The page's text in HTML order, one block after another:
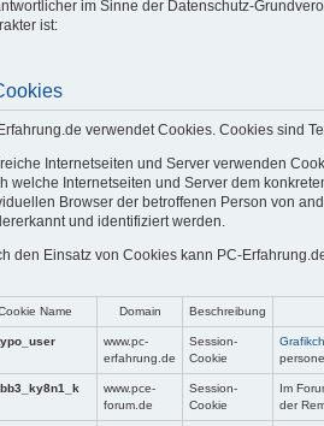
im Sinne der Datenschutz-
ist:
verwendet Cookies. Cookies sind
Internetseiten und Server verwenden
welche Internetseiten und Server dem
Browser der betroffenen Person von
und identifiziert werden.
den Einsatz von Cookies kann PC-
Name
Domain Beschreibung
www.pc-
erfahrung.de
Session-
Cookie
www.pce-
forum.de
Session-
Cookie
Im
der